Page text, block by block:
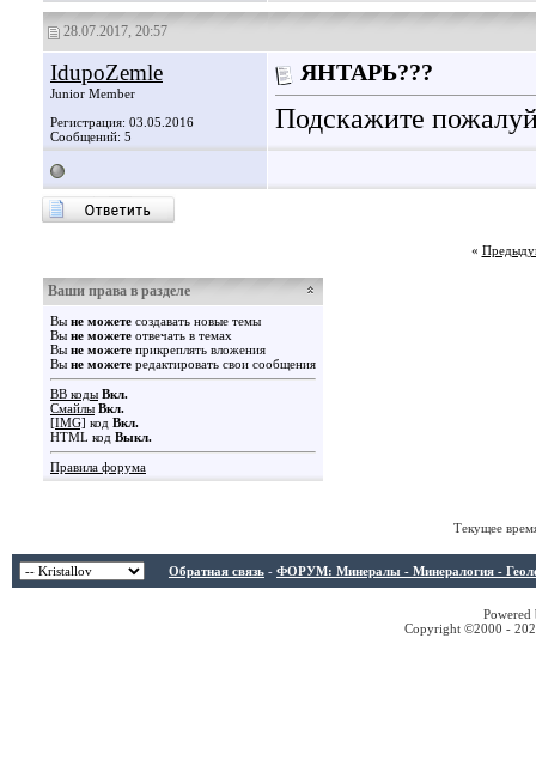
28.07.2017, 20:57
IdupoZemle
Junior Member
Регистрация: 03.05.2016
Сообщений: 5
ЯНТАРЬ???
Подскажите
«
Ваши права в разделе
Вы не можете создавать новые темы
Вы не можете отвечать в темах
Вы не можете прикреплять вложения
Вы не можете редактировать свои сообщения
BB коды Вкл.
Смайлы Вкл.
[IMG] код Вкл.
HTML код Выкл.
Правила форума
Текущее
Обратная связь - ФОРУМ: Минералы - Минералогия -
Copyright ©2000 -